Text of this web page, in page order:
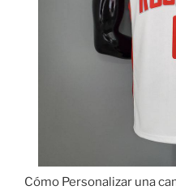
Cómo Personalizar una